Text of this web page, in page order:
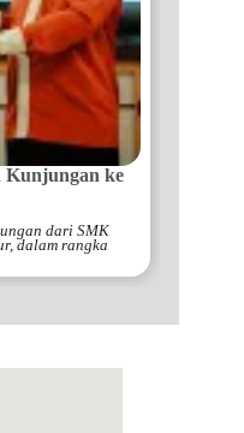
Kunjungan ke
dari SMK
dalam rangka